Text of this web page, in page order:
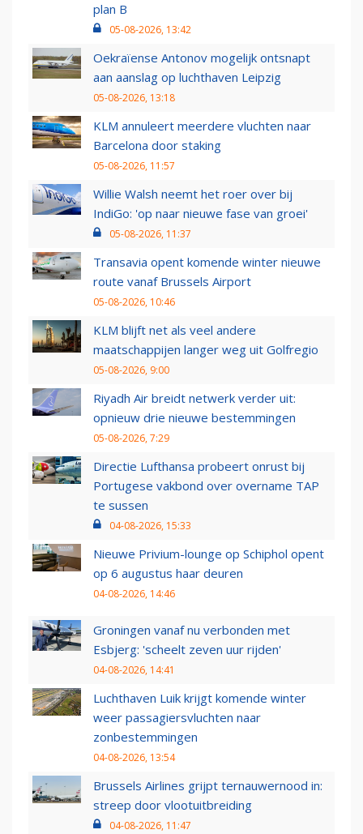
plan B
05-08-2026, 13:42
Oekraïense Antonov mogelijk ontsnapt
aan aanslag op luchthaven Leipzig
05-08-2026, 13:18
KLM annuleert meerdere vluchten naar
Barcelona door staking
05-08-2026, 11:57
Willie Walsh neemt het roer over bij
IndiGo: 'op naar nieuwe fase van groei'
05-08-2026, 11:37
Transavia opent komende winter nieuwe
route vanaf Brussels Airport
05-08-2026, 10:46
KLM blijft net als veel andere
maatschappijen langer weg uit Golfregio
05-08-2026, 9:00
Riyadh Air breidt netwerk verder uit:
opnieuw drie nieuwe bestemmingen
05-08-2026, 7:29
Directie Lufthansa probeert onrust bij
Portugese vakbond over overname TAP
te sussen
04-08-2026, 15:33
Nieuwe Privium-lounge op Schiphol opent
op 6 augustus haar deuren
04-08-2026, 14:46
Groningen vanaf nu verbonden met
Esbjerg: 'scheelt zeven uur rijden'
04-08-2026, 14:41
Luchthaven Luik krijgt komende winter
weer passagiersvluchten naar
zonbestemmingen
04-08-2026, 13:54
Brussels Airlines grijpt ternauwernood in:
streep door vlootuitbreiding
04-08-2026, 11:47